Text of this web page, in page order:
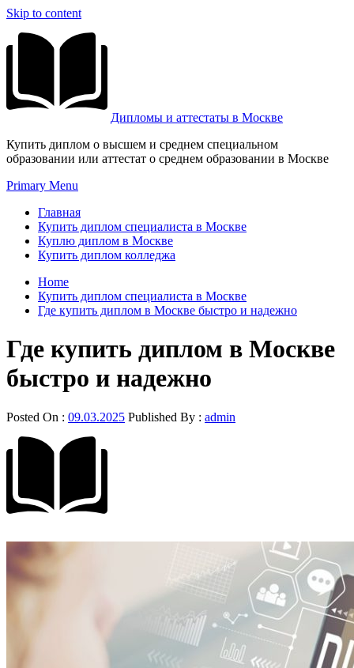
Skip to content
Дипломы и аттестаты в Москве
Купить диплом о высшем и среднем специальном
образовании или аттестат о среднем образовании в Москве
Primary Menu
Главная
Купить диплом специалиста в Москве
Куплю диплом в Москве
Купить диплом колледжа
Home
Купить диплом специалиста в Москве
Где купить диплом в Москве быстро и надежно
Где купить диплом в Москве
быстро и надежно
Posted On : 09.03.2025 Published By : admin